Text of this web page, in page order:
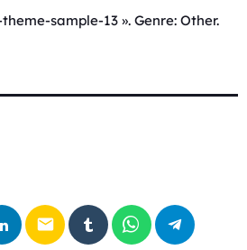
sample-13 ». Genre: Other.
email